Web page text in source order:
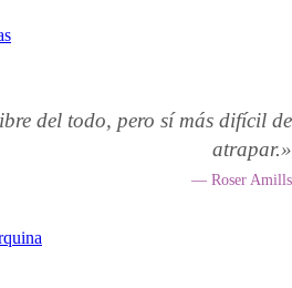
del todo, pero sí más difícil de
atrapar.»
— Roser Amills